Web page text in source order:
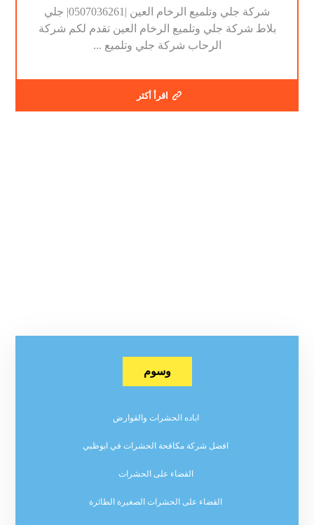
شركة جلي وتلميع الرخام العين |0507036261| جلي
بلاط شركة جلي وتلميع الرخام العين تقدم لكم شركة
الرحاب شركة جلي وتلميع ...
اقرأ أكثر
وسوم
اباده الحشرات والقوارض
افضل شركة مكافحة الحشرات في ابوظبي
القضاء على الحشرات
القضاء على الحشرات الصغيرة الطائرة